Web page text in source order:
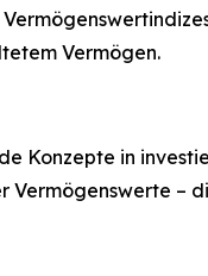
Vermögen.
Konzepte in
–